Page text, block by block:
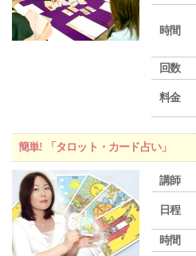
時間
回数
料金
簡単! 「タロット・カード占い」
講師
日程
時間